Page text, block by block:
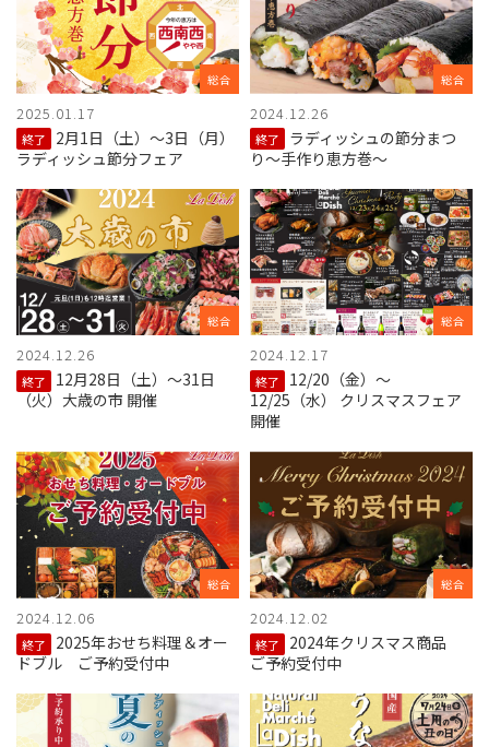
総合
2025.01.17
終了
2月1日（土）～3日（月）
ラディッシュ節分フェア
総合
2024.12.26
終了
ラディッシュの節分まつ
り〜手作り恵方巻〜
総合
2024.12.26
終了
12月28日（土）〜31日
（火）大歳の市 開催
総合
2024.12.17
終了
12/20（金）～
12/25（水） クリスマスフェア
開催
総合
2024.12.06
終了
2025年おせち料理＆オー
ドブル ご予約受付中
総合
2024.12.02
終了
2024年クリスマス商品
ご予約受付中